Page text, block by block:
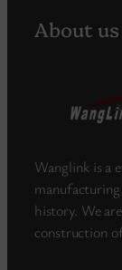
About us
Wanglink is a
history. We
construction